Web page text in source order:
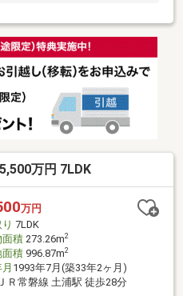
万円 7LDK
万円
7LDK
面積273.26m2
面積996.87m2
1993年7月(築33年2ヶ月)
ＪＲ常磐線 土浦駅 徒歩28分